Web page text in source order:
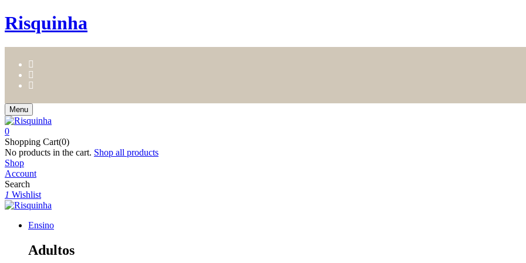
Risquinha
Menu
0
Shopping Cart(0)
No products in the cart. Shop all products
Shop
Account
Search
1 Wishlist
Ensino
Adultos